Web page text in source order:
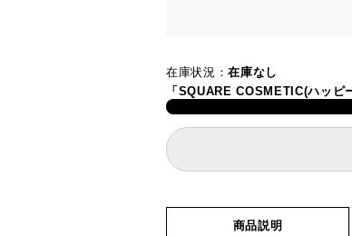
在庫状況：在庫なし
「SQUARE COSMETIC(ハッピ
商品説明